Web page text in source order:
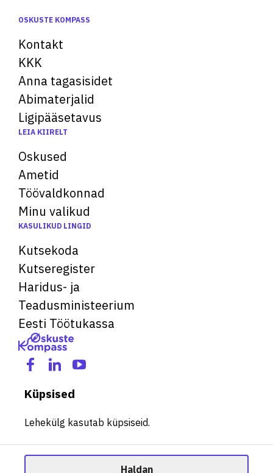
OSKUSTE KOMPASS
Kontakt
KKK
Anna tagasisidet
Abimaterjalid
Ligipääsetavus
LEIA KIIRELT
Oskused
Ametid
Töövaldkonnad
Minu valikud
KASULIKUD LINGID
Kutsekoda
Kutseregister
Haridus- ja
Teadusministeerium
Eesti Töötukassa
Küpsised
Lehekülg kasutab küpsiseid.
Haldan